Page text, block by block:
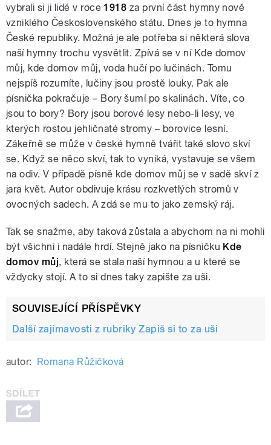
vybrali si ji lidé v roce1918 za první část hymny nově
vzniklého Československého státu. Dnes je to hymna
České republiky. Možná je ale potřeba si některá slova
naší hymny trochu vysvětlit. Zpívá se v ní Kde domov
můj, kde domov můj, voda hučí po lučinách. Tomu
nejspíš rozumíte, lučiny jsou prostě louky. Pak ale
písnička pokračuje – Bory šumí po skalinách. Víte, co
jsou to bory? Bory jsou borové lesy nebo-li lesy, ve
kterých rostou jehličnaté stromy – borovice lesní.
Zákeřně se může v české hymně tvářit také slovo skví
se. Když se něco skví, tak to vyniká, vystavuje se všem
na odiv. V případě písně kde domov můj se v sadě skví z
jara květ. Autor obdivuje krásu rozkvetlých stromů v
ovocných sadech. A zdá se mu to jako zemský ráj.
Tak se snažme, aby taková zůstala a abychom na ni mohli
být všichni i nadále hrdí. Stejně jako na písničku Kde
domov můj, která se stala naší hymnou a u které se
vždycky stojí. A to si dnes taky zapište za uši.
SOUVISEJÍCÍ PŘÍSPĚVKY
Další zajímavosti z rubriky Zapiš si to za uši
autor: Romana Růžičková